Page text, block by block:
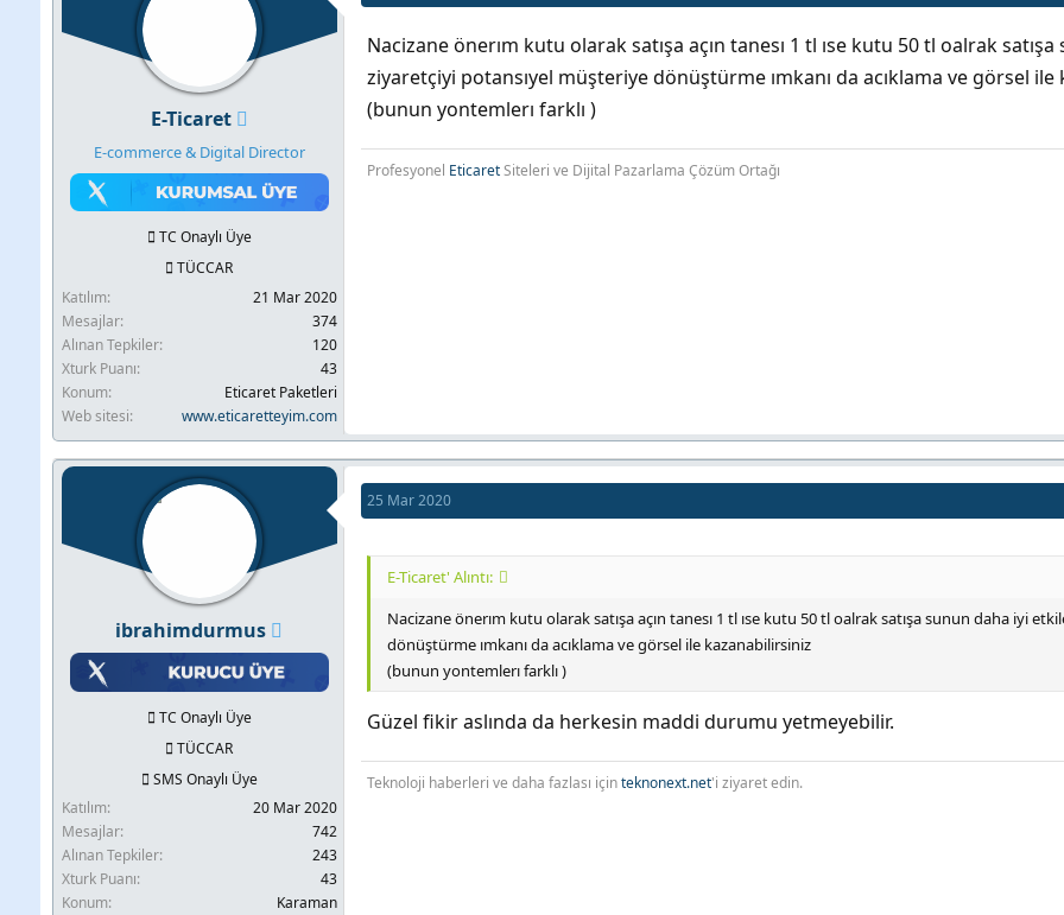
E-Ticaret
E-commerce & Digital Director
TC Onaylı Üye
TÜCCAR
Katılım
21 Mar 2020
Mesajlar
374
Alınan Tepkiler
120
Xturk Puanı
43
Konum
Eticaret Paketleri
Web sitesi
www.eticaretteyim.com
Nacizane önerım kutu olarak satışa açın tanesı 1 tl ıse kutu 50 tl oalrak
ziyaretçiyi potansıyel müşteriye dönüştürme ımkanı da acıklama ve görsel
(bunun yontemlerı farklı )
Profesyonel EticaretSiteleri ve Dijital Pazarlama Çözüm Ortağı
ibrahimdurmus
TC Onaylı Üye
TÜCCAR
SMS Onaylı Üye
Katılım
20 Mar 2020
Mesajlar
742
Alınan Tepkiler
243
Xturk Puanı
43
Konum
Karaman
25 Mar 2020
E-Ticaret' Alıntı:
Nacizane önerım kutu olarak satışa açın tanesı 1 tl ıse kutu 50 tl oalrak satışa sunun daha iyi
dönüştürme ımkanı da acıklama ve görsel ile kazanabilirsiniz
(bunun yontemlerı farklı )
Güzel fikir aslında da herkesin maddi durumu yetmeyebilir.
Teknoloji haberleri ve daha fazlası içinteknonext.net'i ziyaret edin.